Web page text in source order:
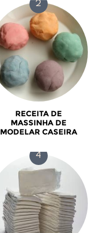
RECEITA DE
MASSINHA DE
MODELAR CASEIRA